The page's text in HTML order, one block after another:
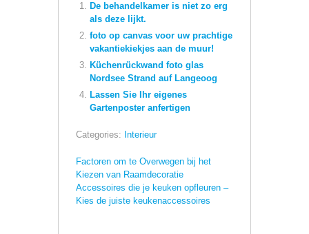
De behandelkamer is niet zo erg
als deze lijkt.
foto op canvas voor uw prachtige
vakantiekiekjes aan de muur!
Küchenrückwand foto glas
Nordsee Strand auf Langeoog
Lassen Sie Ihr eigenes
Gartenposter anfertigen
Categories: Interieur
Factoren om te Overwegen bij het
Kiezen van Raamdecoratie
Accessoires die je keuken opfleuren –
Kies de juiste keukenaccessoires